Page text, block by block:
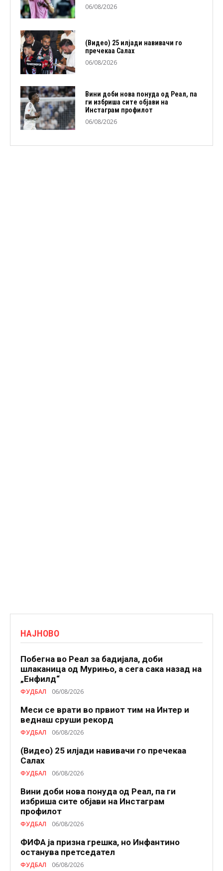
06/08/2026
(Видео) 25 илјади навивачи го
пречекаа Салах
06/08/2026
Вини доби нова понуда од Реал, па
ги избриша сите објави на
Инстаграм профилот
06/08/2026
НАЈНОВО
Побегна во Реал за бадијала, доби
шлаканица од Мурињо, а сега сака назад на
„Енфилд“
ФУДБАЛ 06/08/2026
Меси се врати во првиот тим на Интер и
веднаш сруши рекорд
ФУДБАЛ 06/08/2026
(Видео) 25 илјади навивачи го пречекаа
Салах
ФУДБАЛ 06/08/2026
Вини доби нова понуда од Реал, па ги
избриша сите објави на Инстаграм
профилот
ФУДБАЛ 06/08/2026
ФИФА ја призна грешка, но Инфантино
останува претседател
ФУДБАЛ 06/08/2026